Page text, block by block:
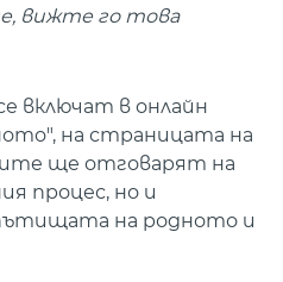
вижте го това
включат в онлайн
на страницата на
ще отговарят на
процес, но и
на родното и